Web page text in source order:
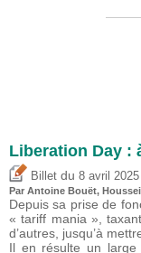
Liberation Day :
Billet du 8 avril 2025
Par Antoine Bouët,
Depuis sa prise de
« tariff mania »,
d’autres, jusqu’à
Il en résulte un large